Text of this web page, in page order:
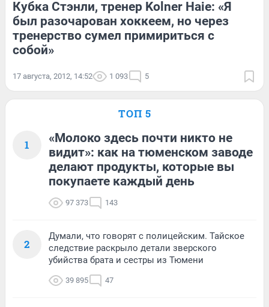
Кубка Стэнли, тренер Kolner Haie: «Я
был разочарован хоккеем, но через
тренерство сумел примириться с
собой»
17 августа, 2012, 14:52 1 093 5
ТОП 5
1
«Молоко здесь почти никто не
видит»: как на тюменском заводе
делают продукты, которые вы
покупаете каждый день
97 373 143
2
Думали, что говорят с полицейским. Тайское
следствие раскрыло детали зверского
убийства брата и сестры из Тюмени
39 895 47